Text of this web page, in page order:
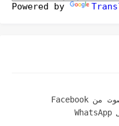
Powered by
كيفية إرسال صوت من Facebook